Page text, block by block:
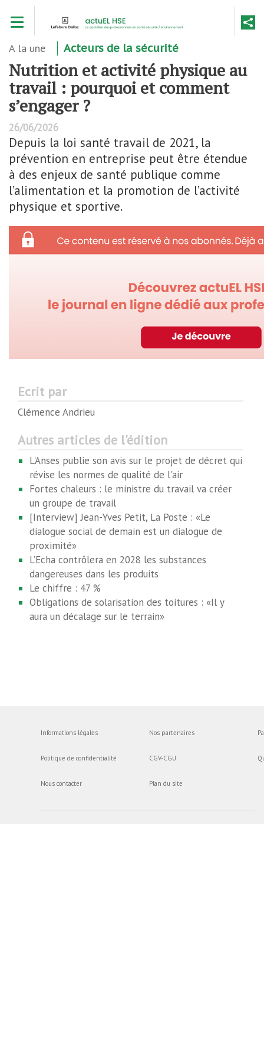
contenu
A la une Acteurs de la sécurité
Nutrition et activité physique au
travail : pourquoi et comment
s’engager ?
26/06/2026
Depuis la loi santé travail de 2021, la
prévention en entreprise peut être étendue
à des enjeux de santé publique comme
l’alimentation et la promotion de l’activité
physique et sportive.
Ecrit par
Clémence Andrieu
Autres articles de l'édition
L'Anses publie son avis sur le projet de décret qui
révise les normes de qualité de l'air
Fortes chaleurs : le ministre du travail va créer
un groupe de travail
[Interview] Jean-Yves Petit, La Poste : «Le
dialogue social de demain est un dialogue de
proximité»
L’Echa contrôlera en 2028 les substances
dangereuses dans les produits
Le chiffre : 47 %
Obligations de solarisation des toitures : «Il y
aura un décalage sur le terrain»
Informations légales
Politique de confidentialité
Nous contacter
Nos partenaires
CGV-CGU
Plan du site